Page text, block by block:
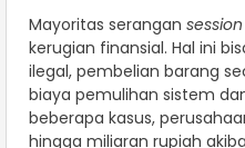
Mayoritas serangan
kerugian finansial. Hal ini
ilegal, pembelian barang
biaya pemulihan sistem
beberapa kasus,
hingga miliaran rupiah